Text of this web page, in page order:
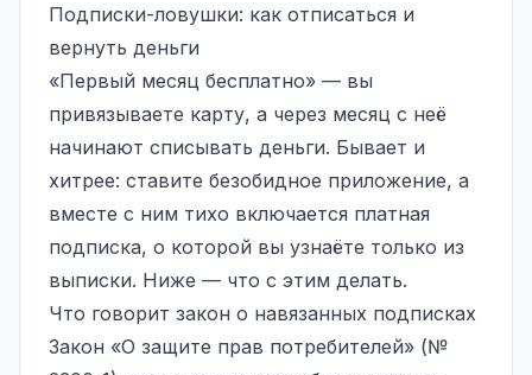
Подписки-ловушки: как отписаться и
вернуть деньги
«Первый месяц бесплатно» — вы
привязываете карту, а через месяц с неё
начинают списывать деньги. Бывает и
хитрее: ставите безобидное приложение, а
вместе с ним тихо включается платная
подписка, о которой вы узнаёте только из
выписки. Ниже — что с этим делать.
Что говорит закон о навязанных подписках
Закон «О защите прав потребителей» (№